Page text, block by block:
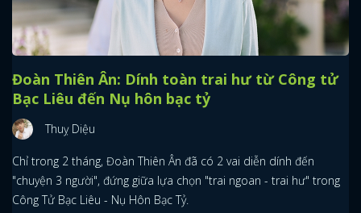
Đoàn Thiên Ân: Dính toàn trai hư từ Công tử
Bạc Liêu đến Nụ hôn bạc tỷ
Thuỵ Diệu
Chỉ trong 2 tháng, Đoàn Thiên Ân đã có 2 vai diễn dính đến
"chuyện 3 người", đứng giữa lựa chọn "trai ngoan - trai hư" trong
Công Tử Bạc Liêu - Nụ Hôn Bạc Tỷ.